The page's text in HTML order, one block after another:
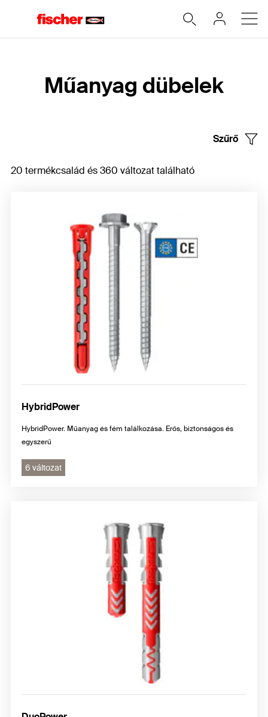
Műanyag dübelek
Szűrő
20 termékcsalád és 360 változat található
HybridPower
HybridPower. Műanyag és fém találkozása. Erős, biztonságos és
egyszerű
6 változat